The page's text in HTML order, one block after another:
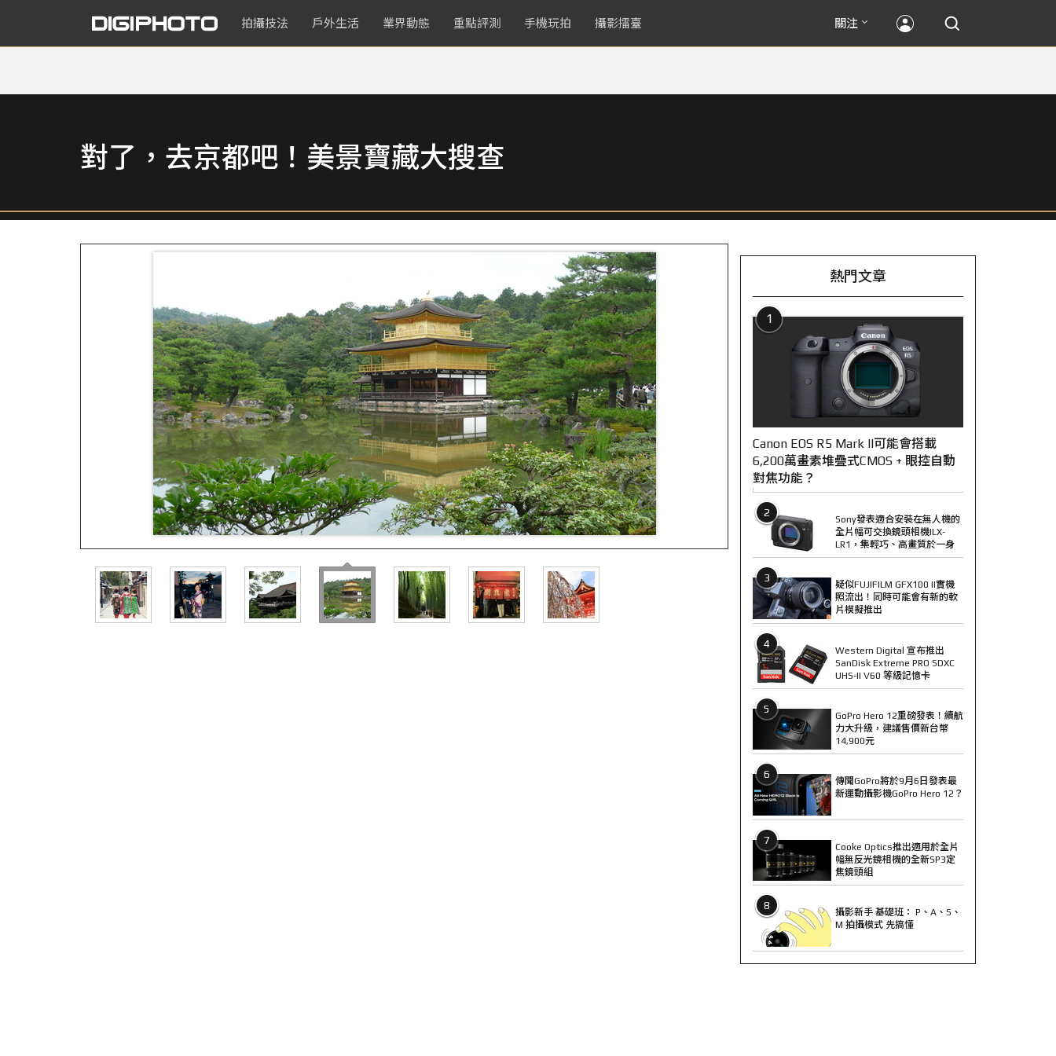
拍攝技法 戶外生活 業界動態 重點評測 手機玩拍 攝影擂臺 關注
對了，去京都吧！美景寶藏大搜查
熱門文章
1
Canon EOS R5 Mark II可能會搭載
6,200萬畫素堆疊式CMOS + 眼控自動
對焦功能？
2
Sony發表適合安裝在無人機的
全片幅可交換鏡頭相機ILX-
LR1，集輕巧、高畫質於一身
3
疑似FUJIFILM GFX100 II實機
照流出！同時可能會有新的軟
片模擬推出
4
Western Digital 宣布推出
SanDisk Extreme PRO SDXC
UHS-II V60 等級記憶卡
5
GoPro Hero 12重磅發表！續航
力大升級，建議售價新台幣
14,900元
6
傳聞GoPro將於9月6日發表最
新運動攝影機GoPro Hero 12？
7
Cooke Optics推出適用於全片
幅無反光鏡相機的全新SP3定
焦鏡頭組
8
攝影新手 基礎班： P、A、S、
M 拍攝模式 先搞懂